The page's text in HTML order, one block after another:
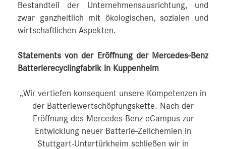
Bestandteil der Unternehmensausrichtung, und
zwar ganzheitlich mit ökologischen, sozialen und
wirtschaftlichen Aspekten.
Statements von der Eröffnung der Mercedes-Benz
Batterierecyclingfabrik in Kuppenheim
„Wir vertiefen konsequent unsere Kompetenzen in
der Batteriewertschöpfungskette. Nach der
Eröffnung des Mercedes-Benz eCampus zur
Entwicklung neuer Batterie-Zellchemien in
Stuttgart-Untertürkheim schließen wir in